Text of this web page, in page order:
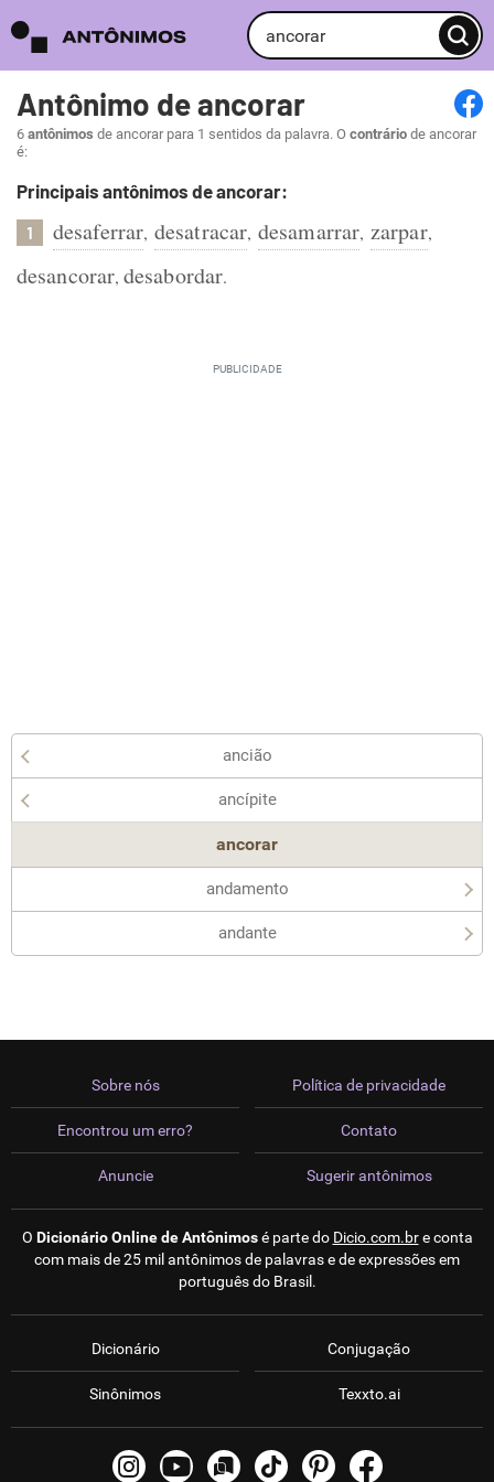
Antônimo de ancorar
6 antônimos de ancorar para 1 sentidos da palavra. O contrário de ancorar
é:
Principais antônimos de ancorar:
1 desaferrar, desatracar, desamarrar, zarpar,
desancorar, desabordar.
ancião
ancípite
ancorar
andamento
andante
Sobre nós
Encontrou um erro?
Anuncie
Política de privacidade
Contato
Sugerir antônimos
O Dicionário Online de Antônimosé parte do Dicio.com.bre conta
com mais de 25 mil antônimos de palavras e de expressões em
português do Brasil.
Dicionário
Sinônimos
Conjugação
Texxto.ai